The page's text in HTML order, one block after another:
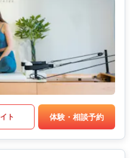
ト 体験・相談予約